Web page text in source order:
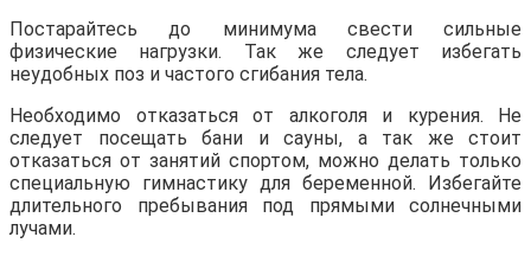
Постарайтесь до минимума свести сильные
физические нагрузки. Так же следует избегать
неудобных поз и частого сгибания тела.
Необходимо отказаться от алкоголя и курения. Не
следует посещать бани и сауны, а так же стоит
отказаться от занятий спортом, можно делать только
специальную гимнастику для беременной. Избегайте
длительного пребывания под прямыми солнечными
лучами.